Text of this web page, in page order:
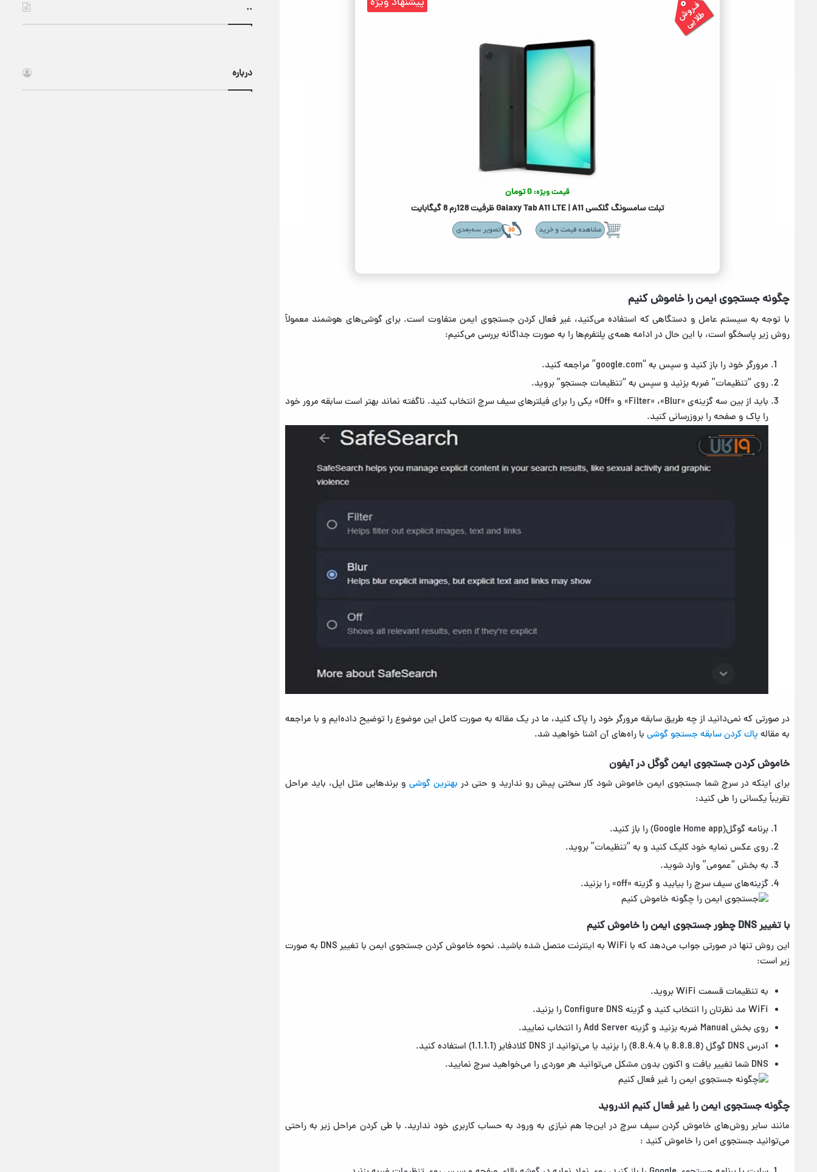
قیمت ویژه:
چگونه جستجوی ایمن را خاموش کنیم
با توجه به سیستم عامل و دستگاهی که استفاده می‌کنید، غیر فعال کردن جستجوی ایمن متفاوت است. برای گوشی‌های هوشمند معمولاً
روش زیر پاسخگو است، با این حال در ادامه همه‌ی پلتفرم‌ها را به صورت جداگانه بررسی می‌کنیم:
مرورگر خود را باز کنید و سپس به “google.com” مراجعه کنید.
روی “تنظیمات” ضربه بزنید و سپس به “تنظیمات جستجو” بروید.
باید از بین سه گزینه‌ی «Filter» ،«Blur» و «Off» یکی را برای فیلترهای سیف سرچ انتخاب کنید. ناگفته نماند بهتر است سابقه مرور خود
را پاک و صفحه را بروزرسانی کنید.
در صورتی که نمی‌دانید از چه طریق سابقه مرورگر خود را پاک کنید، ما در یک مقاله به صورت کامل این موضوع را توضیح داده‌ایم و با مراجعه
به مقاله پاك كردن سابقه جستجو گوشی با راه‌های آن آشنا خواهید شد.
خاموش کردن جستجوی ایمن گوگل در آیفون
برای اینکه در سرچ شما جستجوی ایمن خاموش شود کار سختی پیش رو ندارید و حتی در بهترین گوشیو برندهایی مثل اپل، باید مراحل
تقریباً یکسانی را طی کنید:
برنامه گوگل(Google Home app) را باز کنید.
روی عکس نمایه خود کلیک کنید و به “تنظیمات” بروید.
به بخش “عمومی” وارد شوید.
گزینه‌های سیف سرچ را بیابید و گزینه «off» را بزنید.
با تغییر DNS چطور جستجوی ایمن را خاموش کنیم
این روش تنها در صورتی جواب می‌دهد که با WiFi به اینترنت متصل شده باشید. نحوه خاموش کردن جستجوی ایمن با تغییر DNS به صورت
زیر است:
به تنظیمات قسمت WiFi بروید.
WiFi مد نظرتان را انتخاب کنید و گزینه Configure DNS را بزنید.
روی بخش Manual ضربه بزنید و گزینه Add Server را انتخاب نمایید.
آدرس DNS گوگل (8.8.8.8 یا 8.8.4.4) را بزنید یا می‌توانید از DNS کلادفایر (1.1.1.1) استفاده کنید.
DNS شما تغییر یافت و اکنون بدون مشکل می‌توانید هر موردی را می‌خواهید سرچ نمایید.
چگونه جستجوی ایمن را غیر فعال کنیم اندروید
مانند سایر روش‌های خاموش کردن سیف سرچ در این‌جا هم نیازی به ورود به حساب کاربری خود ندارید. با طی کردن مراحل زیر به راحتی
می‌توانید جستجوی امن را خاموش کنید :
..
درباره